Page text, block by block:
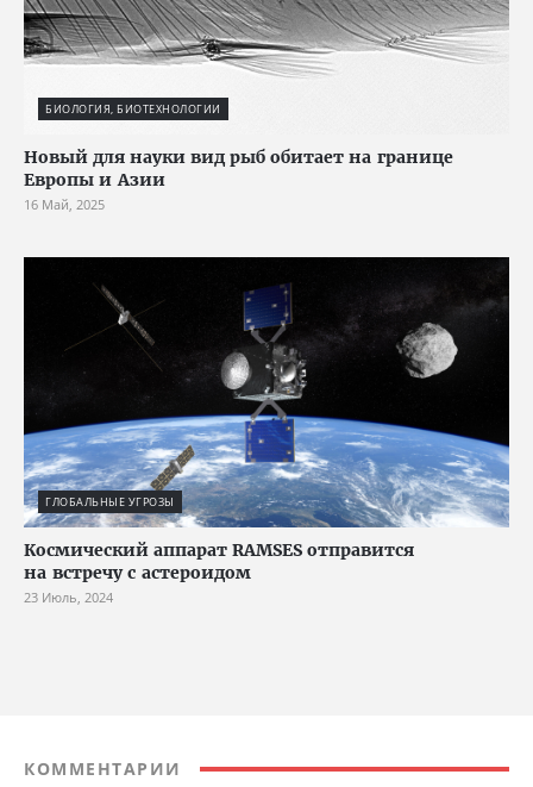
БИОЛОГИЯ, БИОТЕХНОЛОГИИ
Новый для науки вид рыб обитает на границе
Европы и Азии
16 Май, 2025
ГЛОБАЛЬНЫЕ УГРОЗЫ
Космический аппарат RAMSES отправится
на встречу с астероидом
23 Июль, 2024
КОММЕНТАРИИ